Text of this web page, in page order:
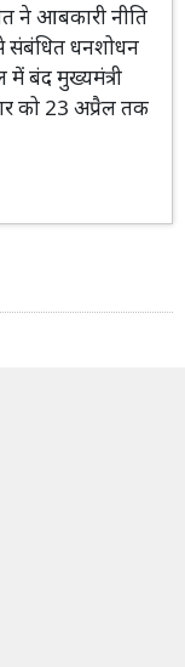
ने आबकारी नीति
संबंधित धनशोधन
बंद मुख्यमंत्री
को 23 अप्रैल तक